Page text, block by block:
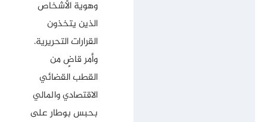
وهوية الأشخاص
الذين يتخذون
القرارات التحريرية.
وأمر قاضٍ من
القطب القضائي
الاقتصادي والمالي
بحبس بوطار على